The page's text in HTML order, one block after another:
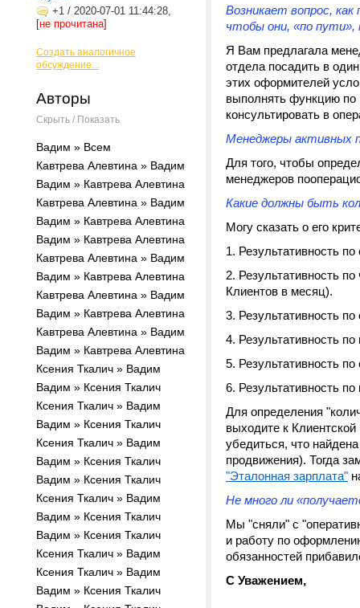
+1 / 2020-07-01 11:44:28,
[не прочитана]
Создать аналогичное
обсуждение...
Авторы
Скрыть / Показать
Вадим » Всем
Кавтрева Алевтина » Вадим
Вадим » Кавтрева Алевтина
Кавтрева Алевтина » Вадим
Вадим » Кавтрева Алевтина
Вадим » Кавтрева Алевтина
Кавтрева Алевтина » Вадим
Вадим » Кавтрева Алевтина
Кавтрева Алевтина » Вадим
Вадим » Кавтрева Алевтина
Кавтрева Алевтина » Вадим
Вадим » Кавтрева Алевтина
Ксения Ткалич » Вадим
Вадим » Ксения Ткалич
Ксения Ткалич » Вадим
Вадим » Ксения Ткалич
Ксения Ткалич » Вадим
Вадим » Ксения Ткалич
Вадим » Ксения Ткалич
Ксения Ткалич » Вадим
Вадим » Ксения Ткалич
Вадим » Ксения Ткалич
Ксения Ткалич » Вадим
Ксения Ткалич » Вадим
Вадим » Ксения Ткалич
Возникает вопрос,
чтобы они, «по пути»,
Я Вам предлагала
отдела посадить в
этих оформителей
выполнять функцию
консультировать в
Менеджеры активных
Для того, чтобы
менеджеров
Какие должны быть
Могу сказать о его
1. Результативность
2. Результативность
Клиентов в месяц).
3. Результативность по
4. Результативность
5. Результативность
6. Результативность
Для определения
выходите к
убедиться, что
продвижения). Тогда
"Эталонная зарплата"
Не много ли
Мы "сняли" с
и работу по
обязанностей
С Уважением,